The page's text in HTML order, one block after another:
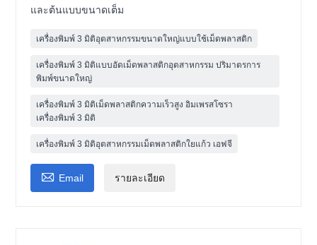
และต้นแบบขนาดเต็ม
เครื่องพิมพ์ 3 มิติอุตสาหกรรมขนาดใหญ่แบบใช้เม็ดพลาสติก
เครื่องพิมพ์ 3 มิติแบบอัดเม็ดพลาสติกอุตสาหกรรม ปริมาตรการ
พิมพ์ขนาดใหญ่
เครื่องพิมพ์ 3 มิติเม็ดพลาสติกความเร็วสูง อิมเพรสโซรา
เครื่องพิมพ์ 3 มิติ
เครื่องพิมพ์ 3 มิติอุตสาหกรรมเม็ดพลาสติกใยแก้ว เอฟจี
 Email รายละเอียด